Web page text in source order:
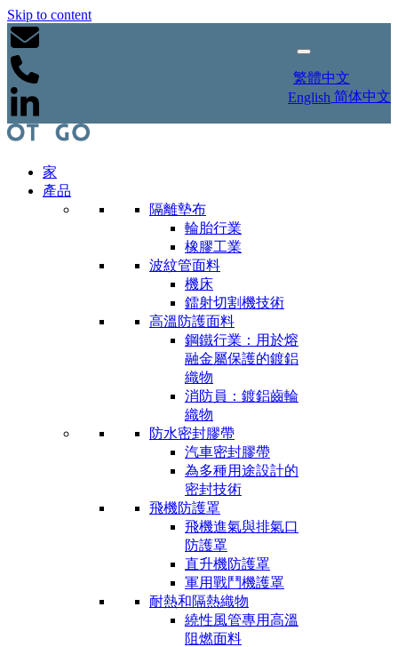
Skip to content
繁體中文
English 简体中文
家
產品
隔離墊布
輪胎行業
橡膠工業
波紋管面料
機床
鐳射切割機技術
高溫防護面料
鋼鐵行業：用於熔
融金屬保護的鍍鋁
織物
消防員：鍍鋁齒輪
織物
防水密封膠帶
汽車密封膠帶
為多種用途設計的
密封技術
飛機防護罩
飛機進氣與排氣口
防護罩
直升機防護罩
軍用戰鬥機護罩
耐熱和隔熱織物
繞性風管專用高溫
阻燃面料